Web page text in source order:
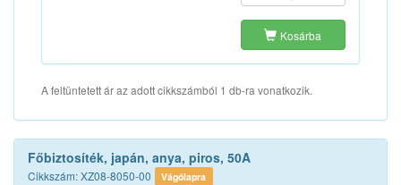
Kosárba
A feltüntetett ár az adott cikkszámból 1 db-ra vonatkozik.
Főbiztosíték, japán, anya, piros, 50A
Cikkszám: XZ08-8050-00 Vágólapra